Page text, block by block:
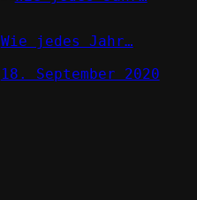
Wie jedes Jahr…
18. September 2020